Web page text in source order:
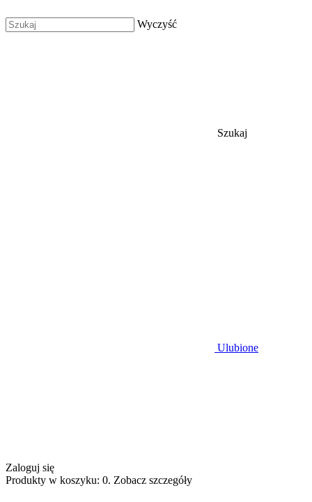
Wyczyść
Szukaj
Ulubione
Zaloguj się
Produkty w koszyku: 0. Zobacz szczegóły